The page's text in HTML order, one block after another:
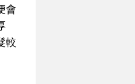
會
較